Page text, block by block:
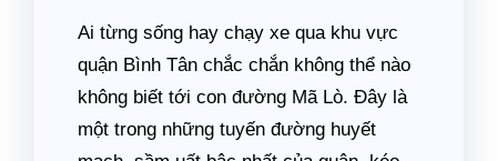
Ai từng sống hay chạy xe qua khu vực
quận Bình Tân chắc chắn không thể nào
không biết tới con đường Mã Lò. Đây là
một trong những tuyến đường huyết